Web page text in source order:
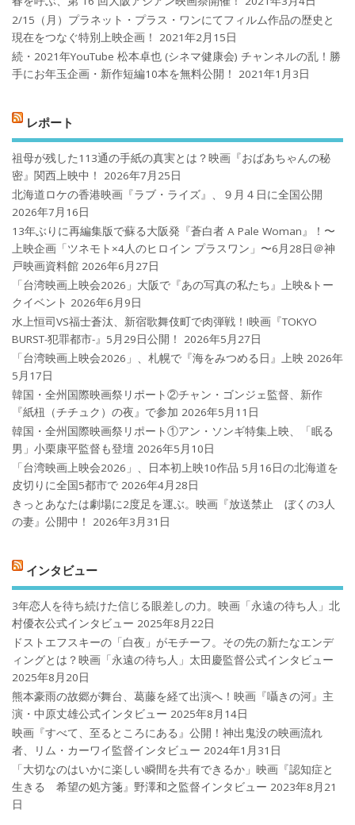
2/15（月）プラネット・プラス・ワンにてフィルム作品の歴史と
現在をつなぐ特別上映企画！
2021年2月15日
続・2021年YouTube 松本卓也 (シネマ健康会) チャンネルの乱！勝
手にお年玉企画・新作短編10本を無料公開！
2021年1月3日
レポート
祖母が残した113通の手紙の真実とは？映画『おばあちゃんの秘
密』関西上映中！
2026年7月25日
北海道ロケの香港映画『ラブ・ライズ』、９月４日に全国公開
2026年7月16日
13年ぶりに再編集版で蘇る大阪発『蒼白者 A Pale Woman』！〜
上映企画「ツネモト×4人のヒロイン プラスワン」〜6月28日＠神
戸映画資料館 2026年6月27日
「台湾映画上映会2026」大阪で『あの写真の私たち』上映&トー
クイベント 2026年6月9日
水上恒司VS福士蒼汰、新宿歌舞伎町で肉弾戦！!映画『TOKYO
BURST-犯罪都市-』5月29日公開！
2026年5月27日
「台湾映画上映会2026」、札幌で『海をみつめる日』上映 2026年
5月17日
韓国・全州国際映画祭リポート②チャン・ゴンジェ監督、新作
『紙杻（チチュク）の夜』で参加 2026年5月11日
韓国・全州国際映画祭リポート①アン・ソンギ特集上映、「眠る
男」小栗康平監督も登壇 2026年5月10日
「台湾映画上映会2026」、日本初上映10作品 5月16日の北海道を
皮切りに全国5都市で 2026年4月28日
きっとあなたは劇場に2度足を運ぶ。映画『放送禁止 ぼくの3人
の妻』公開中！
2026年3月31日
インタビュー
3年恋人を待ち続けた信じる眼差しの力。映画「永遠の待ち人」北
村優衣公式インタビュー 2025年8月22日
ドストエフスキーの「白夜」がモチーフ。その先の新たなエンデ
ィングとは？映画「永遠の待ち人」太田慶監督公式インタビュー
2025年8月20日
熊本豪雨の故郷が舞台、葛藤を経て出演へ！映画『囁きの河』主
演・中原丈雄公式インタビュー 2025年8月14日
映画『すべて、至るところにある』公開！神出鬼没の映画流れ
者、リム・カーワイ監督インタビュー 2024年1月31日
「大切なのはいかに楽しい瞬間を共有できるか」映画『認知症と
生きる 希望の処方箋』野澤和之監督インタビュー 2023年8月21
日